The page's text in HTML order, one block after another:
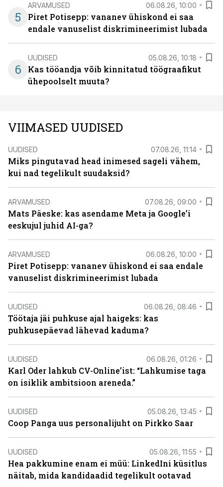
5
ARVAMUSED 06.08.26, 10:00
Piret Potisepp: vananev ühiskond ei saa
endale vanuselist diskrimineerimist lubada
6
UUDISED 05.08.26, 10:18
Kas tööandja võib kinnitatud töögraafikut
ühepoolselt muuta?
VIIMASED UUDISED
UUDISED 07.08.26, 11:14
Miks pingutavad head inimesed sageli vähem,
kui nad tegelikult suudaksid?
ARVAMUSED 07.08.26, 09:00
Mats Päeske: kas asendame Meta ja Google’i
eeskujul juhid AI-ga?
ARVAMUSED 06.08.26, 10:00
Piret Potisepp: vananev ühiskond ei saa endale
vanuselist diskrimineerimist lubada
UUDISED 06.08.26, 08:46
Töötaja jäi puhkuse ajal haigeks: kas
puhkusepäevad lähevad kaduma?
UUDISED 06.08.26, 01:26
Karl Oder lahkub CV-Online’ist: “Lahkumise taga
on isiklik ambitsioon areneda.”
UUDISED 05.08.26, 13:45
Coop Panga uus personalijuht on Pirkko Saar
UUDISED 05.08.26, 11:55
Hea pakkumine enam ei müü: LinkedIni küsitlus
näitab, mida kandidaadid tegelikult ootavad